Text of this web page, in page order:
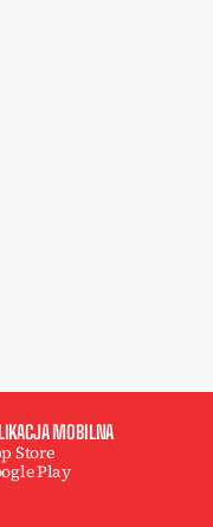
MOBILNA
Store
Play